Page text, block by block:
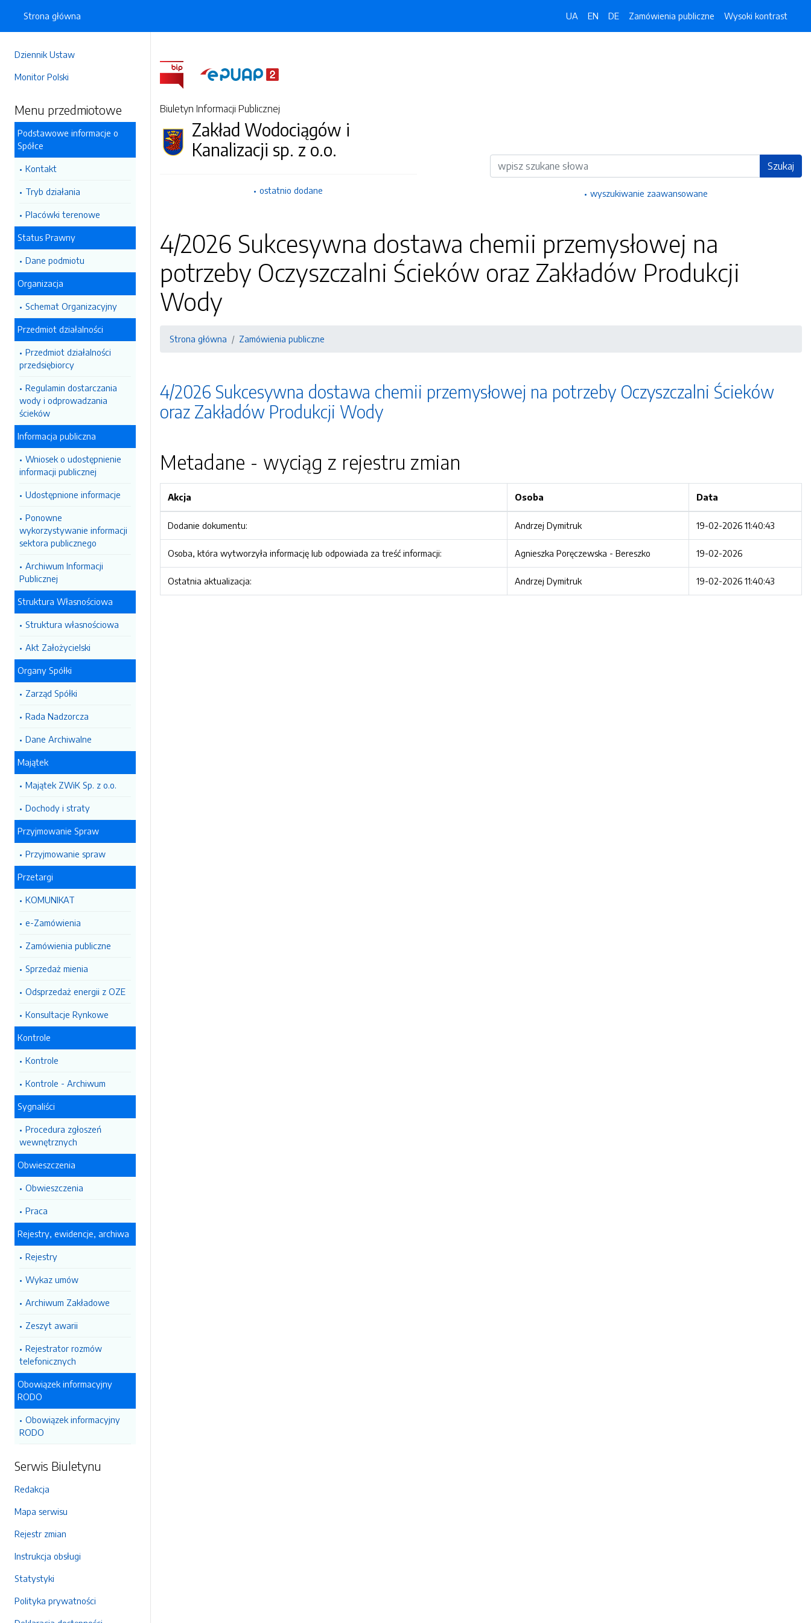
Dziennik Ustaw
Monitor Polski
Menu przedmiotowe
Podstawowe informacje o
Spółce
Kontakt
Tryb działania
Placówki terenowe
Status Prawny
Dane podmiotu
Organizacja
Schemat Organizacyjny
Przedmiot działalności
Przedmiot działalności
przedsiębiorcy
Regulamin dostarczania
wody i odprowadzania
ścieków
Informacja publiczna
Wniosek o udostępnienie
informacji publicznej
Udostępnione informacje
Ponowne
wykorzystywanie informacji
sektora publicznego
Archiwum Informacji
Publicznej
Struktura Własnościowa
Struktura własnościowa
Akt Założycielski
Organy Spółki
Zarząd Spółki
Rada Nadzorcza
Dane Archiwalne
Majątek
Majątek ZWiK Sp. z o.o.
Dochody i straty
Przyjmowanie Spraw
Przyjmowanie spraw
Przetargi
KOMUNIKAT
e-Zamówienia
Zamówienia publiczne
Sprzedaż mienia
Odsprzedaż energii z OZE
Konsultacje Rynkowe
Kontrole
Kontrole
Kontrole - Archiwum
Sygnaliści
Procedura zgłoszeń
wewnętrznych
Obwieszczenia
Obwieszczenia
Praca
Rejestry, ewidencje, archiwa
Rejestry
Wykaz umów
Archiwum Zakładowe
Zeszyt awarii
Rejestrator rozmów
telefonicznych
Obowiązek informacyjny
RODO
Obowiązek informacyjny
RODO
Serwis Biuletynu
Redakcja
Mapa serwisu
Rejestr zmian
Instrukcja obsługi
Statystyki
Polityka prywatności
Strona główna UA EN DE Zamówienia publiczne Wysoki kontrast
Biuletyn Informacji Publicznej
Zakład Wodociągów i
Kanalizacji sp. z o.o.
ostatnio dodane
Wyszukiwarka Szukaj
wyszukiwanie zaawansowane
4/2026 Sukcesywna dostawa chemii przemysłowej na
potrzeby Oczyszczalni Ścieków oraz Zakładów Produkcji
Wody
Strona główna Zamówienia publiczne
4/2026 Sukcesywna dostawa chemii przemysłowej na potrzeby Oczyszczalni Ścieków
oraz Zakładów Produkcji Wody
Metadane - wyciąg z rejestru zmian
Akcja Osoba Data
Dodanie dokumentu: Andrzej Dymitruk 19-02-2026 11:40:43
Osoba, która wytworzyła informację lub odpowiada za treść informacji: Agnieszka Poręczewska - Bereszko 19-02-2026
Ostatnia aktualizacja: Andrzej Dymitruk 19-02-2026 11:40:43